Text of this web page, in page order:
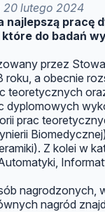
lutego 2024
najlepszą pracę
do badań
przez
roku, a obecnie
teoretycznych
dyplomowych
prac
Z kolei w
nagrodzonych,
nagród